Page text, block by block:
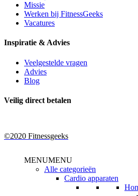
Missie
Werken bij FitnessGeeks
Vacatures
Inspiratie & Advies
Veelgestelde vragen
Advies
Blog
Veilig direct betalen
©2020 Fitnessgeeks
MENUMENU
Alle categorieën
Cardio apparaten